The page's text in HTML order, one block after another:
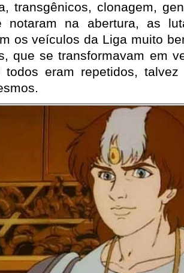
transgênicos, clonagem,
notaram na abertura, as
os veículos da Liga muito
que se transformavam em
eram repetidos, talvez